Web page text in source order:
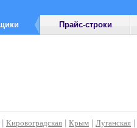
Прайс-строки
Кировоградская Крым Луганская